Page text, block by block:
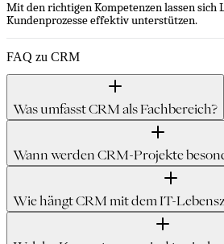
Mit den richtigen Kompetenzen lassen sich
Kundenprozesse effektiv unterstützen.
FAQ zu CRM
Was umfasst CRM als Fachbereich?
Wann werden CRM-Projekte
Wie hängt CRM mit dem IT-